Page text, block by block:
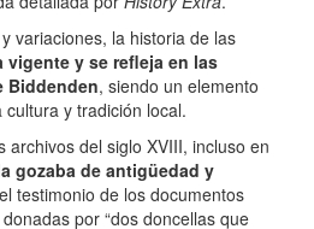
variaciones, la historia de las
vigente y se refleja en las
Biddenden, siendo un elemento
y tradición local.
archivos del siglo XVIII, incluso en
gozaba de antigüedad y
testimonio de los documentos
por “dos doncellas que